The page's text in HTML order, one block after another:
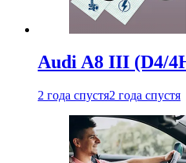
Audi A8 III (D4/
2 года спустя2 года спустя